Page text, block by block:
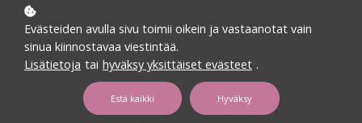
hakukohteista! Annetaanpa Annelin itsensä
kertoa ajatuksiaan hakuprosessista ja
ennakkotehtävien tekemisestä. Jatka lukemista
ja katso kuvat upeistä töistä!
Evästeiden avulla sivu toimii oikein ja vastaanotat vain
sinua kiinnostavaa viestintää.
Lisätietoja tai hyväksy yksittäiset evästeet .
Estä kaikki Hyväksy